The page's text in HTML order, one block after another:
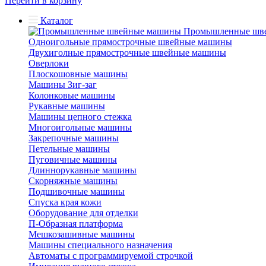
Каталог
Промышленные
Одноигольные прямострочные швейные машины
Двухиголные прямострочные швейные машины
Оверлоки
Плоскошовные машины
Машины Зиг-заг
Колонковые машины
Рукавные машины
Машины цепного стежка
Многоигольные машины
Закрепочные машины
Петельные машины
Пуговичные машины
Длиннорукавные машины
Скорняжные машины
Подшивочные машины
Спуска края кожи
Оборудование для отделки
П-Образная платформа
Мешкозашивные машины
Машины специального назначения
Автоматы с программируемой строчкой